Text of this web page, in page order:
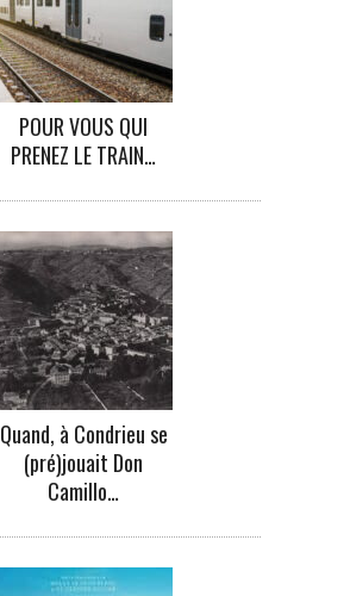
POUR VOUS QUI
PRENEZ LE TRAIN…
Quand, à Condrieu se
(pré)jouait Don
Camillo…